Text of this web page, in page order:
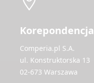
Korepondencja
Comperia.pl S.A.
ul. Konstruktorska 13
02-673 Warszawa